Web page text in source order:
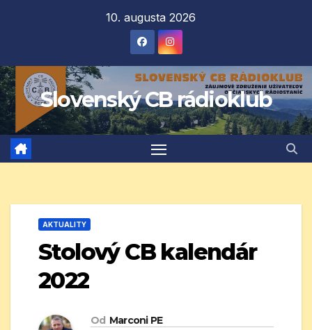
10. augusta 2026
Slovenský CB rádioklub
AKTUALITY
Stolový CB kalendár
2022
Od Marconi PE